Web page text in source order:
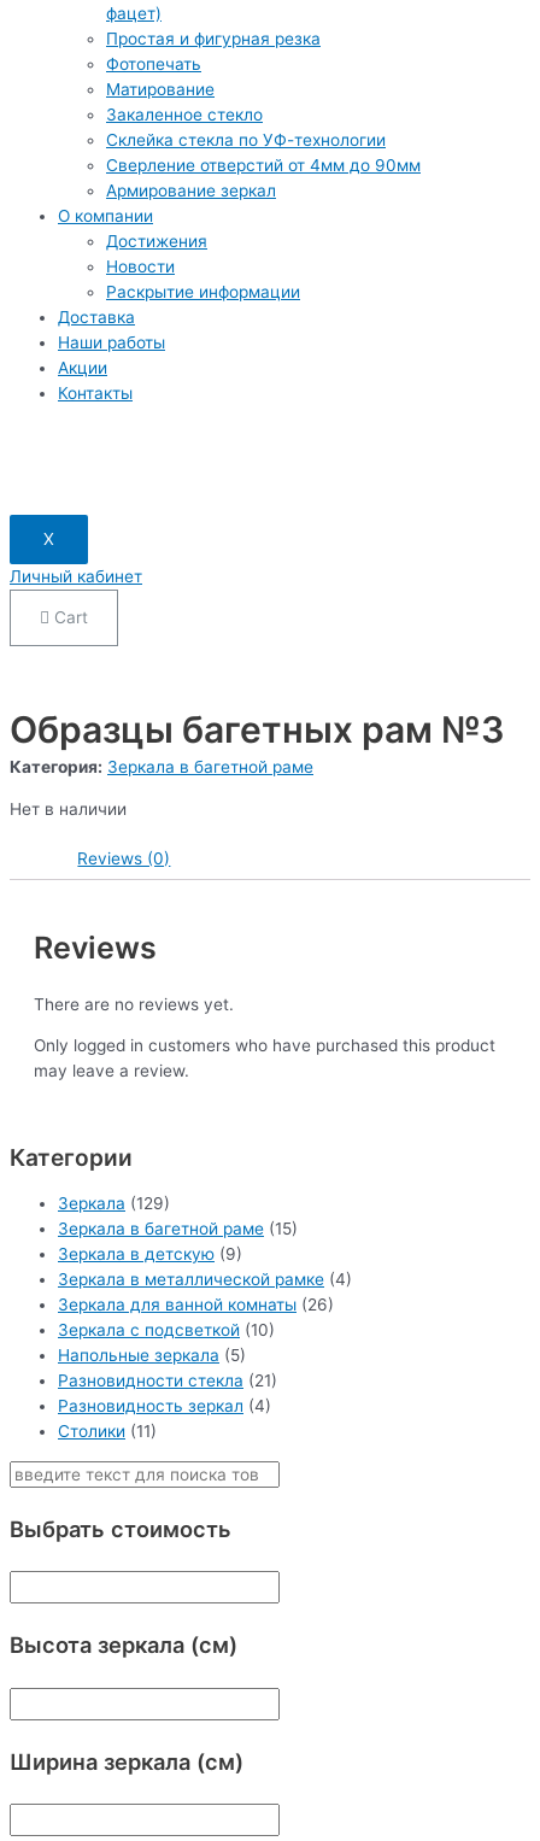
фацет)
Простая и фигурная резка
Фотопечать
Матирование
Закаленное стекло
Склейка стекла по УФ-технологии
Сверление отверстий от 4мм до 90мм
Армирование зеркал
О компании
Достижения
Новости
Раскрытие информации
Доставка
Наши работы
Акции
Контакты
X
Личный кабинет
Cart
Образцы багетных рам №3
Категория: Зеркала в багетной раме
Нет в наличии
Reviews (0)
Reviews
There are no reviews yet.
Only logged in customers who have purchased this product
may leave a review.
Категории
Зеркала (129)
Зеркала в багетной раме (15)
Зеркала в детскую (9)
Зеркала в металлической рамке (4)
Зеркала для ванной комнаты (26)
Зеркала с подсветкой (10)
Напольные зеркала (5)
Разновидности стекла (21)
Разновидность зеркал (4)
Столики (11)
Выбрать стоимость
Высота зеркала (см)
Ширина зеркала (см)